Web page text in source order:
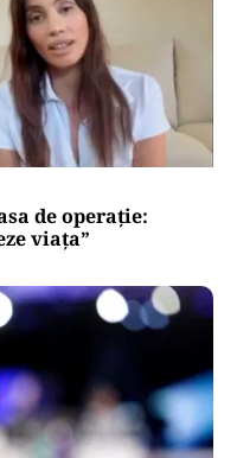
de operație:
viața”